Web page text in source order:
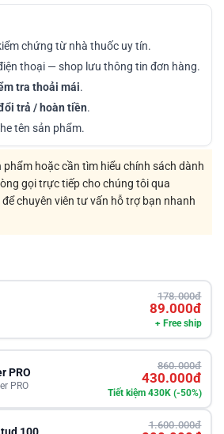
chứng từ nhà thuốc uy tín.
thoại — shop lưu thông tin đơn hàng.
tra thoải mái.
trả / hoàn tiền.
tên sản phẩm.
phẩm hoặc cần tìm hiểu chính sách dành
gọi trực tiếp cho chúng tôi qua
để chuyên viên tư vấn hỗ trợ bạn nhanh
178.000đ
89.000đ
+ Free ship
PRO
PRO
860.000đ
430.000đ
Tiết kiệm 430K (-50%)
1.600.000đ